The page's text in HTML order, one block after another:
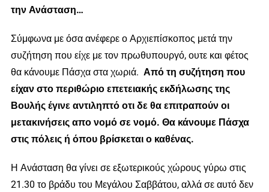
την Ανάσταση…
Σύμφωνα με όσα ανέφερε ο Αρχιεπίσκοπος μετά την
συζήτηση που είχε με τον πρωθυπουργό, ουτε και φέτος
θα κάνουμε Πάσχα στα χωριά. Από τη συζήτηση που
είχαν στο περιθώριο επετειακής εκδήλωσης της
Βουλής έγινε αντιληπτό οτι δε θα επιτραπούν οι
μετακινήσεις απο νομό σε νομό. Θα κάνουμε Πάσχα
στις πόλεις ή όπου βρίσκεται ο καθένας.
Η Ανάσταση θα γίνει σε εξωτερικούς χώρους γύρω στις
21.30 το βράδυ του Μεγάλου Σαββάτου, αλλά σε αυτό δεν